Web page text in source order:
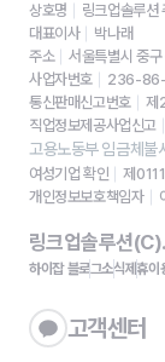
상호명
링크업솔루션
대표이사
박나래
주소
서울특별시 중
사업자번호
236-
통신판매신고번호
제
직업정보제공사업신고
고용노동부 임금체불
여성기업 확인
제
개인정보보호책임자
링크업솔루션
하이잡 블로그소식제휴이
고객센터